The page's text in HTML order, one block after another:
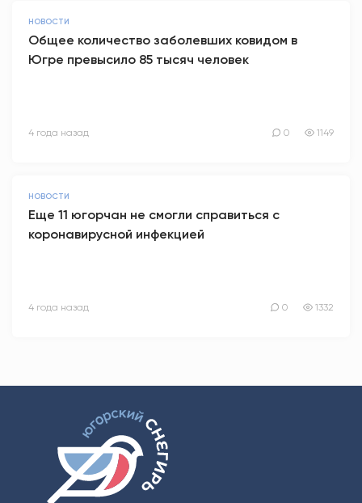
НОВОСТИ
Общее количество заболевших ковидом в
Югре превысило 85 тысяч человек
4 года назад 0 1149
НОВОСТИ
Еще 11 югорчан не смогли справиться с
коронавирусной инфекцией
4 года назад 0 1332